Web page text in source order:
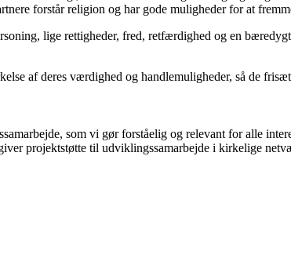
forstår religion og har gode muligheder for at
lige rettigheder, fred, retfærdighed og en
af deres værdighed og handlemuligheder, så de
som vi gør forståelig og relevant for alle
projektstøtte til udviklingssamarbejde i kirkelige